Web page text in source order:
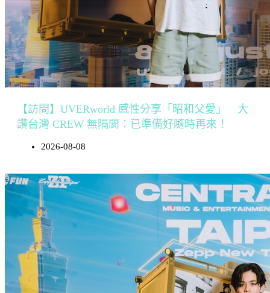
【訪問】UVERworld 感性分享「昭和父愛」 大
讚台灣 CREW 無隔閡：已準備好隨時再來！
2026-08-08